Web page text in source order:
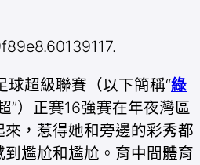
超級聯賽（以下簡稱“綠
”）正賽16強賽在年夜灣區
，惹得她和旁邊的彩秀都
尷尬和尷尬。育中間體育